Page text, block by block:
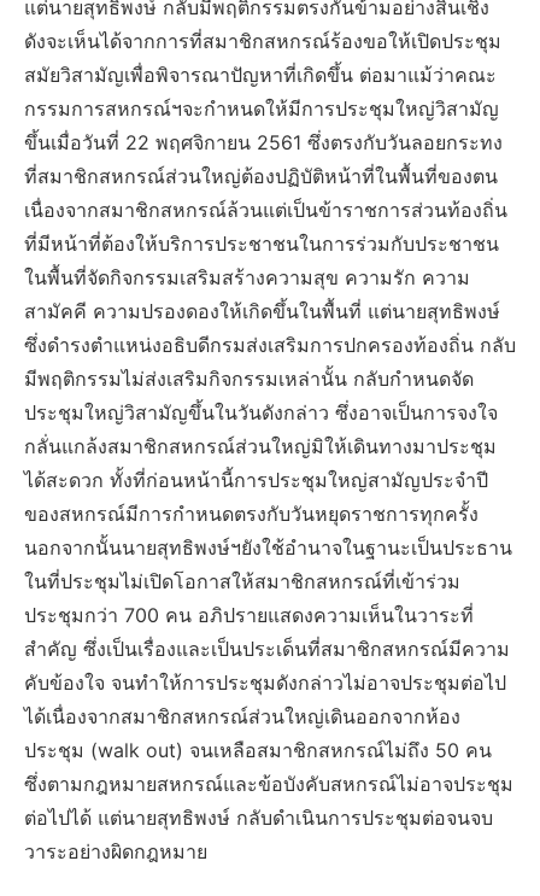
แต่นายสุทธิพงษ์ กลับมีพฤติกรรมตรงกันข้ามอย่างสิ้นเชิง
ดังจะเห็นได้จากการที่สมาชิกสหกรณ์ร้องขอให้เปิดประชุม
สมัยวิสามัญเพื่อพิจารณาปัญหาที่เกิดขึ้น ต่อมาแม้ว่าคณะ
กรรมการสหกรณ์ฯจะกำหนดให้มีการประชุมใหญ่วิสามัญ
ขึ้นเมื่อวันที่ 22 พฤศจิกายน 2561 ซึ่งตรงกับวันลอยกระทง
ที่สมาชิกสหกรณ์ส่วนใหญ่ต้องปฏิบัติหน้าที่ในพื้นที่ของตน
เนื่องจากสมาชิกสหกรณ์ล้วนแต่เป็นข้าราชการส่วนท้องถิ่น
ที่มีหน้าที่ต้องให้บริการประชาชนในการร่วมกับประชาชน
ในพื้นที่จัดกิจกรรมเสริมสร้างความสุข ความรัก ความ
สามัคคี ความปรองดองให้เกิดขึ้นในพื้นที่ แต่นายสุทธิพงษ์
ซึ่งดำรงตำแหน่งอธิบดีกรมส่งเสริมการปกครองท้องถิ่น กลับ
มีพฤติกรรมไม่ส่งเสริมกิจกรรมเหล่านั้น กลับกำหนดจัด
ประชุมใหญ่วิสามัญขึ้นในวันดังกล่าว ซึ่งอาจเป็นการจงใจ
กลั่นแกล้งสมาชิกสหกรณ์ส่วนใหญ่มิให้เดินทางมาประชุม
ได้สะดวก ทั้งที่ก่อนหน้านี้การประชุมใหญ่สามัญประจำปี
ของสหกรณ์มีการกำหนดตรงกับวันหยุดราชการทุกครั้ง
นอกจากนั้นนายสุทธิพงษ์ฯยังใช้อำนาจในฐานะเป็นประธาน
ในที่ประชุมไม่เปิดโอกาสให้สมาชิกสหกรณ์ที่เข้าร่วม
ประชุมกว่า 700 คน อภิปรายแสดงความเห็นในวาระที่
สำคัญ ซึ่งเป็นเรื่องและเป็นประเด็นที่สมาชิกสหกรณ์มีความ
คับข้องใจ จนทำให้การประชุมดังกล่าวไม่อาจประชุมต่อไป
ได้เนื่องจากสมาชิกสหกรณ์ส่วนใหญ่เดินออกจากห้อง
ประชุม (walk out) จนเหลือสมาชิกสหกรณ์ไม่ถึง 50 คน
ซึ่งตามกฎหมายสหกรณ์และข้อบังคับสหกรณ์ไม่อาจประชุม
ต่อไปได้ แต่นายสุทธิพงษ์ กลับดำเนินการประชุมต่อจนจบ
วาระอย่างผิดกฎหมาย